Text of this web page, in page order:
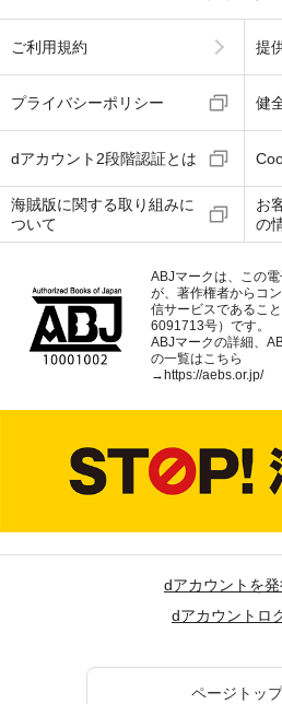
ご利用規約 提
プライバシーポリシー 健
dアカウント2段階認証とは
海賊版に関する取り組みに
ついて
お
の
ABJマークは、この
が、著作権者からコ
信サービスであるこ
6091713号）です。
ABJマークの詳細、
の一覧はこちら
→ https://aebs.or.jp/
dアカウントを発
dアカウントロ
ページトッ